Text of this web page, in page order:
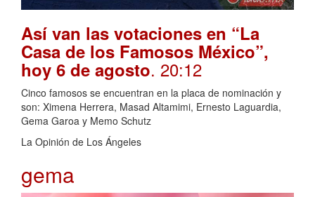
Así van las votaciones en “La
Casa de los Famosos México”,
hoy 6 de agosto. 20:12
Cinco famosos se encuentran en la placa de nominación y
son: Ximena Herrera, Masad Altamimi, Ernesto Laguardia,
Gema Garoa y Memo Schutz
La Opinión de Los Ángeles
gema